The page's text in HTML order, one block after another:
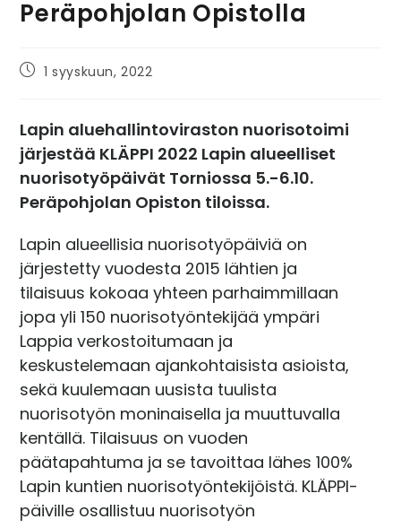
Peräpohjolan Opistolla
1 syyskuun, 2022
Lapin aluehallintoviraston nuorisotoimi
järjestää KLÄPPI 2022 Lapin alueelliset
nuorisotyöpäivät Torniossa 5.-6.10.
Peräpohjolan Opiston tiloissa.
Lapin alueellisia nuorisotyöpäiviä on
järjestetty vuodesta 2015 lähtien ja
tilaisuus kokoaa yhteen parhaimmillaan
jopa yli 150 nuorisotyöntekijää ympäri
Lappia verkostoitumaan ja
keskustelemaan ajankohtaisista asioista,
sekä kuulemaan uusista tuulista
nuorisotyön moninaisella ja muuttuvalla
kentällä. Tilaisuus on vuoden
päätapahtuma ja se tavoittaa lähes 100%
Lapin kuntien nuorisotyöntekijöistä. KLÄPPI-
päiville osallistuu nuorisotyön